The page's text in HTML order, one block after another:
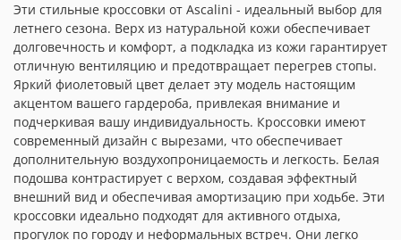
Эти стильные кроссовки от Ascalini - идеальный выбор для
летнего сезона. Верх из натуральной кожи обеспечивает
долговечность и комфорт, а подкладка из кожи гарантирует
отличную вентиляцию и предотвращает перегрев стопы.
Яркий фиолетовый цвет делает эту модель настоящим
акцентом вашего гардероба, привлекая внимание и
подчеркивая вашу индивидуальность. Кроссовки имеют
современный дизайн с вырезами, что обеспечивает
дополнительную воздухопроницаемость и легкость. Белая
подошва контрастирует с верхом, создавая эффектный
внешний вид и обеспечивая амортизацию при ходьбе. Эти
кроссовки идеально подходят для активного отдыха,
прогулок по городу и неформальных встреч. Они легко